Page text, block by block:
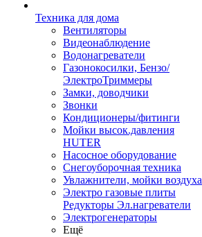
Техника для дома
Вентиляторы
Видеонаблюдение
Водонагреватели
Газонокосилки, Бензо/
ЭлектроТриммеры
Замки, доводчики
Звонки
Кондиционеры/фитинги
Мойки высок.давления
HUTER
Насосное оборудование
Снегоуборочная техника
Увлажнители, мойки воздуха
Электро газовые плиты
Редукторы Эл.нагреватели
Электрогенераторы
Ещё